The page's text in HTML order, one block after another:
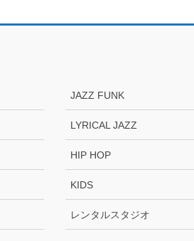
JAZZ FUNK
LYRICAL JAZZ
HIP HOP
KIDS
レンタルスタジオ